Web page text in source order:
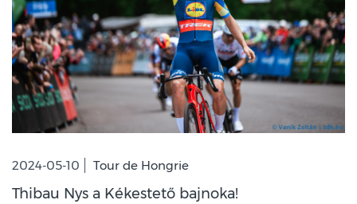
2024-05-10 Tour de Hongrie
Thibau Nys a Kékestető bajnoka!